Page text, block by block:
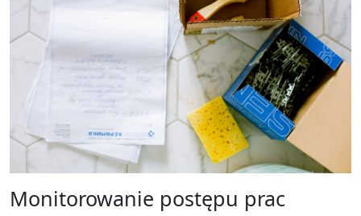
Monitorowanie postępu prac